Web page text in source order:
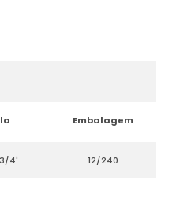
Embalagem
4' 12/240